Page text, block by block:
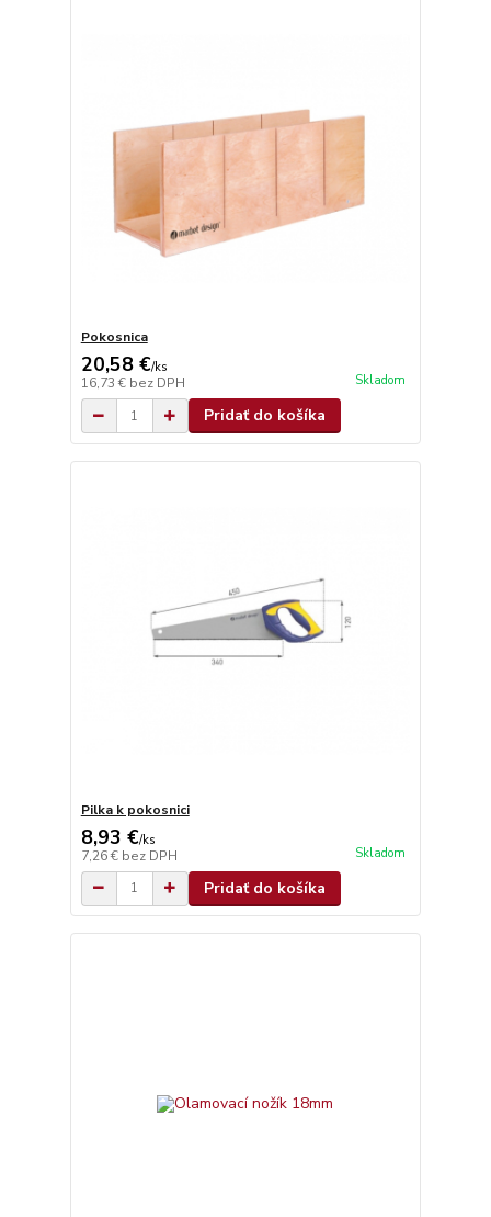
Pokosnica
20,58 €/ks
16,73 € bez DPH Skladom
Pridať do košíka
Pilka k pokosnici
8,93 €/ks
7,26 € bez DPH Skladom
Pridať do košíka